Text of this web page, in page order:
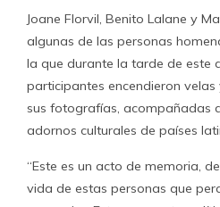
Joane Florvil, Benito Lalane y
algunas de las personas
la que durante la tarde de este
participantes encendieron
sus fotografías, acompañadas
adornos culturales de países
“Este es un acto de memoria,
vida de estas personas que